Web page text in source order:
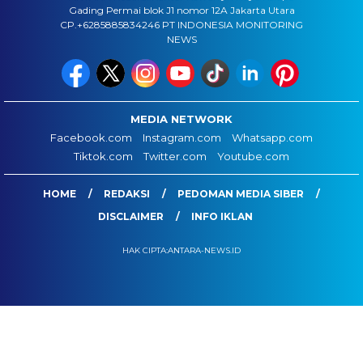
Gading Permai blok J1 nomor 12A Jakarta Utara
CP.+6285885834246 PT INDONESIA MONITORING
NEWS
MEDIA NETWORK
Facebook.com
Instagram.com
Whatsapp.com
Tiktok.com
Twitter.com Youtube.com
HOME REDAKSI
PEDOMAN MEDIA SIBER
DISCLAIMER
INFO IKLAN
HAK CIPTA:ANTARA-NEWS.ID